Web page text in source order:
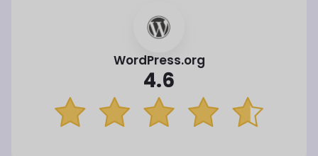
WordPress.org
4.6